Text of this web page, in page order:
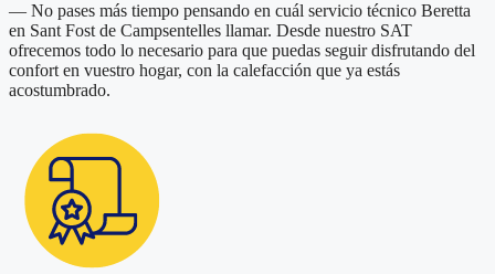
— No pases más tiempo pensando en cuál servicio técnico Beretta
en Sant Fost de Campsentelles llamar. Desde nuestro SAT
ofrecemos todo lo necesario para que puedas seguir disfrutando del
confort en vuestro hogar, con la calefacción que ya estás
acostumbrado.